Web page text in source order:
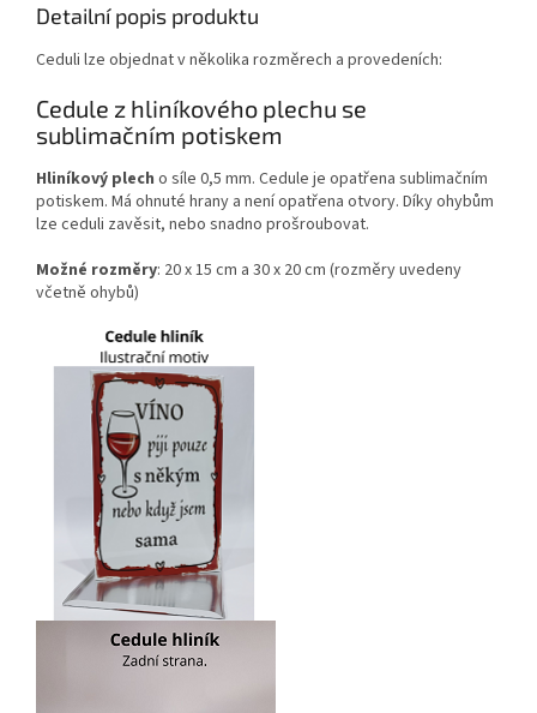
Detailní popis produktu
Ceduli lze objednat v několika rozměrech a provedeních:
Cedule z hliníkového plechu se
sublimačním potiskem
Hliníkový plech o síle 0,5 mm. Cedule je opatřena sublimačním
potiskem. Má ohnuté hrany a není opatřena otvory. Díky ohybům
lze ceduli zavěsit, nebo snadno prošroubovat.
Možné rozměry: 20 x 15 cm a 30 x 20 cm (rozměry uvedeny
včetně ohybů)